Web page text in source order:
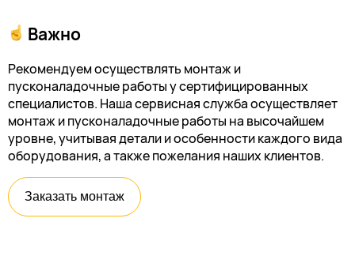
Важно
Рекомендуем осуществлять монтаж и
пусконаладочные работы у сертифицированных
специалистов. Наша сервисная служба осуществляет
монтаж и пусконаладочные работы на высочайшем
уровне, учитывая детали и особенности каждого вида
оборудования, а также пожелания наших клиентов.
Заказать монтаж